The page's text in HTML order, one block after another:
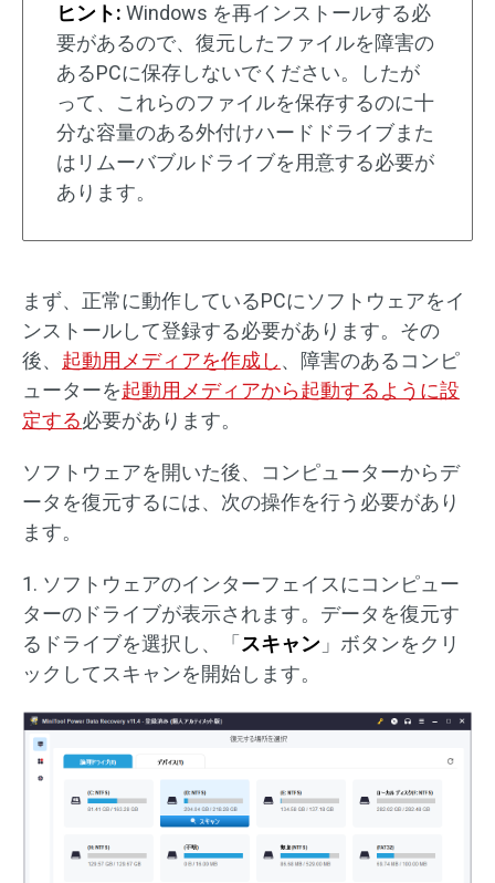
ヒント: Windows を再インストールする必
要があるので、復元したファイルを障害の
あるPCに保存しないでください。したが
って、これらのファイルを保存するのに十
分な容量のある外付けハードドライブまた
はリムーバブルドライブを用意する必要が
あります。
まず、正常に動作しているPCにソフトウェアをイ
ンストールして登録する必要があります。その
後、 起動用メディアを作成し 、障害のあるコンピ
ューターを起動用メディアから起動するように設
定する必要があります。
ソフトウェアを開いた後、コンピューターからデ
ータを復元するには、次の操作を行う必要があり
ます。
1. ソフトウェアのインターフェイスにコンピュー
ターのドライブが表示されます。データを復元す
るドライブを選択し、「 スキャン 」ボタンをクリ
ックしてスキャンを開始します。